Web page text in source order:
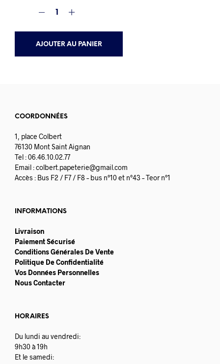
initial
19.90€.
actuel
13.90€.
AJOUTER AU PANIER
COORDONNÉES
1, place Colbert
76130 Mont Saint Aignan
Tel : 06.46.10.02.77
Email :colbert.papeterie@gmail.com
Accès : Bus F2 / F7 / F8 – bus n°10 et n°43 – Teor n°1
INFORMATIONS
Livraison
Paiement Sécurisé
Conditions Générales De Vente
Politique De Confidentialité
Vos Données Personnelles
Nous Contacter
HORAIRES
Du lundi au vendredi:
9h30 à 19h
Et le samedi: